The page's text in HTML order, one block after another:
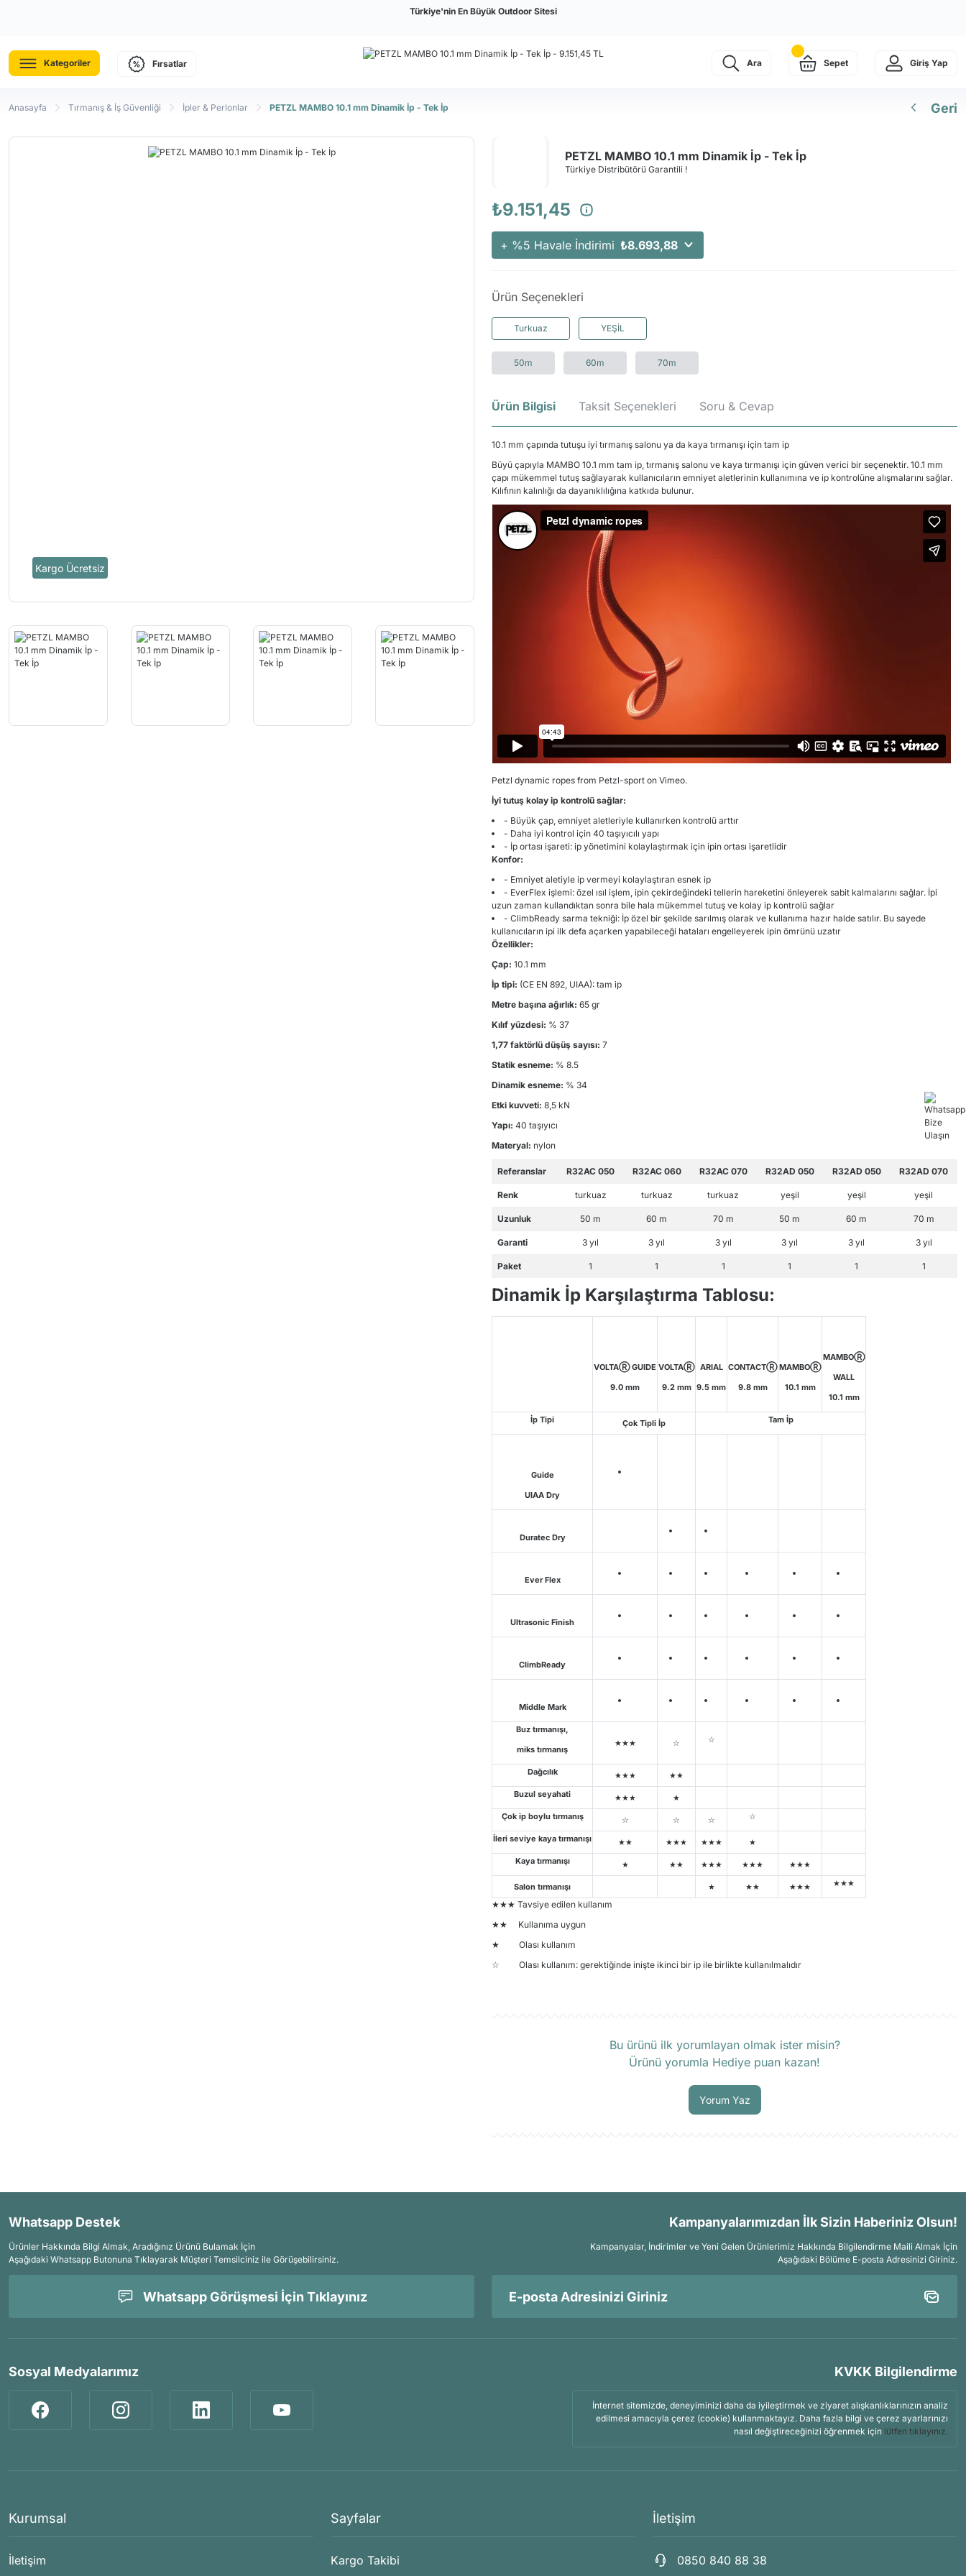
Türkiye'nin En Büyük Outdoor Sitesi
Kategoriler Fırsatlar Ara Sepet Giriş Yap
Anasayfa Tırmanış & İş Güvenliği İpler & Perlonlar PETZL MAMBO 10.1 mm Dinamik İp - Tek İp Geri
Kargo Ücretsiz
PETZL MAMBO 10.1 mm Dinamik İp - Tek İp
Türkiye Distribütörü Garantili !
₺9.151,45
+ %5 Havale İndirimi ₺8.693,88
Ürün Seçenekleri
Turkuaz YEŞİL
50m 60m 70m
Ürün Bilgisi Taksit Seçenekleri Soru & Cevap
10.1 mm çapında tutuşu iyi tırmanış salonu ya da kaya tırmanışı için tam ip
Büyü çapıyla MAMBO 10.1 mm tam ip, tırmanış salonu ve kaya tırmanışı için güven verici bir seçenektir. 10.1 mm
çapı mükemmel tutuş sağlayarak kullanıcıların emniyet aletlerinin kullanımına ve ip kontrolüne alışmalarını sağlar.
Kılıfının kalınlığı da dayanıklılığına katkıda bulunur.
Petzl dynamic ropes from Petzl-sport on Vimeo.
İyi tutuş kolay ip kontrolü sağlar:
- Büyük çap, emniyet aletleriyle kullanırken kontrolü arttır
- Daha iyi kontrol için 40 taşıyıcılı yapı
- İp ortası işareti: ip yönetimini kolaylaştırmak için ipin ortası işaretlidir
Konfor:
- Emniyet aletiyle ip vermeyi kolaylaştıran esnek ip
- EverFlex işlemi: özel ısıl işlem, ipin çekirdeğindeki tellerin hareketini önleyerek sabit kalmalarını sağlar. İpi
uzun zaman kullandıktan sonra bile hala mükemmel tutuş ve kolay ip kontrolü sağlar
- ClimbReady sarma tekniği: İp özel bir şekilde sarılmış olarak ve kullanıma hazır halde satılır. Bu sayede
kullanıcıların ipi ilk defa açarken yapabileceği hataları engelleyerek ipin ömrünü uzatır
Özellikler:
Çap: 10.1 mm
İp tipi: (CE EN 892, UIAA): tam ip
Metre başına ağırlık: 65 gr
Kılıf yüzdesi: % 37
1,77 faktörlü düşüş sayısı: 7
Statik esneme: % 8.5
Dinamik esneme: % 34
Etki kuvveti: 8,5 kN
Yapı: 40 taşıyıcı
Materyal: nylon
Referanslar R32AC 050 R32AC 060 R32AC 070 R32AD 050 R32AD 050 R32AD 070
Renk turkuaz turkuaz turkuaz yeşil yeşil yeşil
Uzunluk 50 m 60 m 70 m 50 m 60 m 70 m
Garanti 3 yıl 3 yıl 3 yıl 3 yıl 3 yıl 3 yıl
Paket 1 1 1 1 1 1
Dinamik İp Karşılaştırma Tablosu:
VOLTAⓇ GUIDE
9.0 mm
VOLTAⓇ
9.2 mm
ARIAL
9.5 mm
CONTACTⓇ
9.8 mm
MAMBOⓇ
10.1 mm
MAMBOⓇ
WALL
10.1 mm
İp Tipi Çok Tipli İp Tam İp
Guide
UIAA Dry
Duratec Dry
Ever Flex
Ultrasonic Finish
ClimbReady
Middle Mark
Buz tırmanışı,
miks tırmanış
★★★ ☆ ☆
Dağcılık ★★★
★★
Buzul seyahati
★★★
★
Çok ip boylu tırmanış
☆ ☆ ☆ ☆
İleri seviye kaya tırmanışı ★★ ★★★ ★★★
★
Kaya tırmanışı
★ ★★ ★★★ ★★★ ★★★
Salon tırmanışı ★ ★★ ★★★ ★★★
★★★ Tavsiye edilen kullanım
★★ Kullanıma uygun
★ Olası kullanım
☆ Olası kullanım: gerektiğinde inişte ikinci bir ip ile birlikte kullanılmalıdır
Bu ürünü ilk yorumlayan olmak ister misin?
Ürünü yorumla Hediye puan kazan!
Yorum Yaz
Whatsapp Destek
Ürünler Hakkında Bilgi Almak, Aradığınız Ürünü Bulamak İçin
Aşağıdaki Whatsapp Butonuna Tıklayarak Müşteri Temsilciniz ile Görüşebilirsiniz.
Whatsapp Görüşmesi İçin Tıklayınız
Kampanyalarımızdan İlk Sizin Haberiniz Olsun!
Kampanyalar, İndirimler ve Yeni Gelen Ürünlerimiz Hakkında Bilgilendirme Maili Almak İçin
Aşağıdaki Bölüme E-posta Adresinizi Giriniz.
Sosyal Medyalarımız KVKK Bilgilendirme
İnternet sitemizde, deneyiminizi daha da iyileştirmek ve ziyaret alışkanlıklarınızın analiz
edilmesi amacıyla çerez (cookie) kullanmaktayız. Daha fazla bilgi ve çerez ayarlarınızı
nasıl değiştireceğinizi öğrenmek için lütfen tıklayınız.
Kurumsal
İletişim
Sayfalar
Kargo Takibi
İletişim
0850 840 88 38